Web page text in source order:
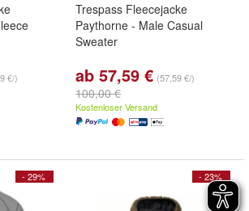
€/)
Trespass Fleecejacke
Paythorne - Male Casual
Sweater
ab 57,59 € (57,59 €/)
100,00 €
Kostenloser Versand
- 29% - 23%